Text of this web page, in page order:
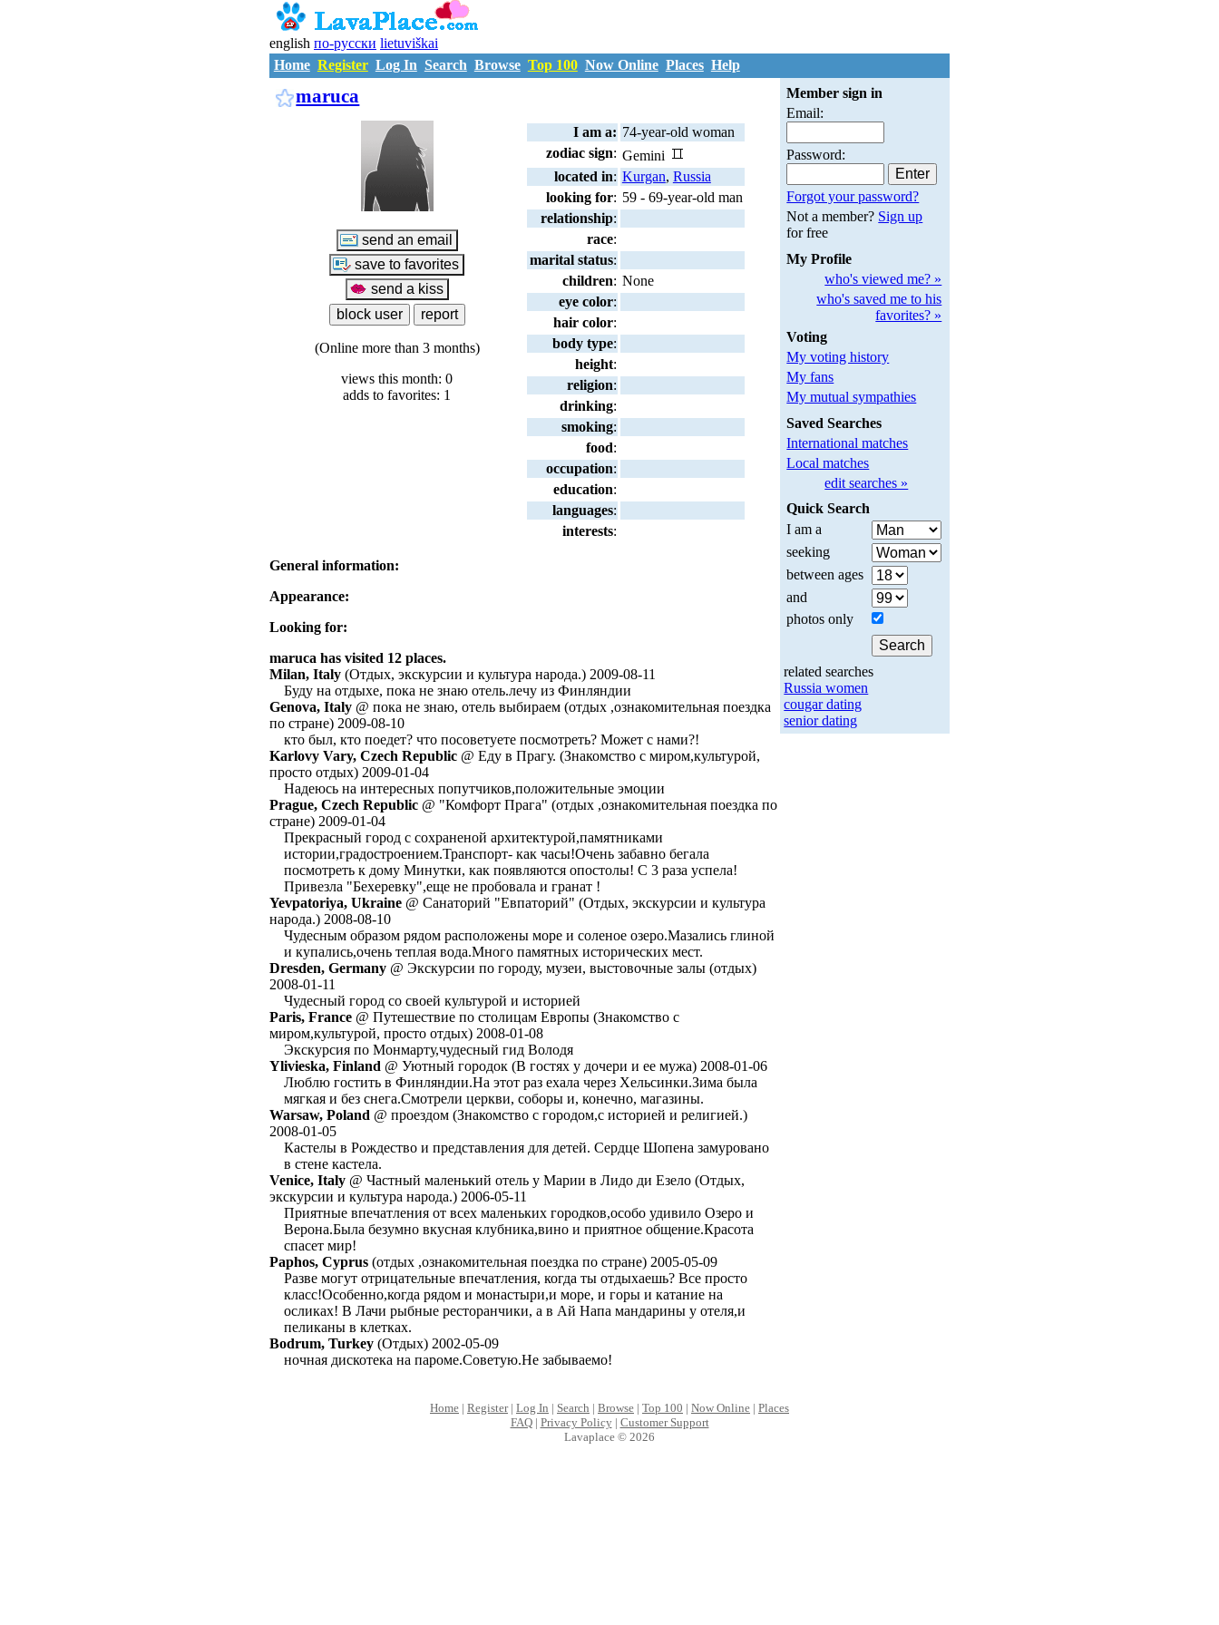
english по-русски lietuviškai
Home Register Log In Search Browse Top 100 Now Online Places Help
maruca
(Online more than 3 months)
views this month: 0
adds to favorites: 1
I am a: 74-year-old woman
zodiac sign: Gemini
located in: Kurgan, Russia
looking for: 59 - 69-year-old man
relationship:
race:
marital status:
children: None
eye color:
hair color:
body type:
height:
religion:
drinking:
smoking:
food:
occupation:
education:
languages:
interests:
General information:
Appearance:
Looking for:
maruca has visited 12 places.
Milan, Italy (Отдых, экскурсии и культура народа.) 2009-08-11
Буду на отдыхе, пока не знаю отель.лечу из Финляндии
Genova, Italy @ пока не знаю, отель выбираем (отдых ,ознакомительная поездка
по стране) 2009-08-10
кто был, кто поедет? что посоветуете посмотреть? Может с нами?!
Karlovy Vary, Czech Republic @ Еду в Прагу. (Знакомство с миром,культурой,
просто отдых) 2009-01-04
Надеюсь на интересных попутчиков,положительные эмоции
Prague, Czech Republic @ "Комфорт Прага" (отдых ,ознакомительная поездка по
стране) 2009-01-04
Прекрасный город с сохраненой архитектурой,памятниками
истории,градостроением.Транспорт- как часы!Очень забавно бегала
посмотреть к дому Минутки, как появляются опостолы! С 3 раза успела!
Привезла "Бехеревку",еще не пробовала и гранат !
Yevpatoriya, Ukraine @ Санаторий "Евпаторий" (Отдых, экскурсии и культура
народа.) 2008-08-10
Чудесным образом рядом расположены море и соленое озеро.Мазались глиной
и купались,очень теплая вода.Много памятных исторических мест.
Dresden, Germany @ Экскурсии по городу, музеи, выстовочные залы (отдых)
2008-01-11
Чудесный город со своей культурой и историей
Paris, France @ Путешествие по столицам Европы (Знакомство с
миром,культурой, просто отдых) 2008-01-08
Экскурсия по Монмарту,чудесный гид Володя
Ylivieska, Finland @ Уютный городок (В гостях у дочери и ее мужа) 2008-01-06
Люблю гостить в Финляндии.На этот раз ехала через Хельсинки.Зима была
мягкая и без снега.Смотрели церкви, соборы и, конечно, магазины.
Warsaw, Poland @ проездом (Знакомство с городом,с историей и религией.)
2008-01-05
Кастелы в Рождество и представления для детей. Сердце Шопена замуровано
в стене кастела.
Venice, Italy @ Частный маленький отель у Марии в Лидо ди Езело (Отдых,
экскурсии и культура народа.) 2006-05-11
Приятные впечатления от всех маленьких городков,особо удивило Озеро и
Верона.Была безумно вкусная клубника,вино и приятное общение.Красота
спасет мир!
Paphos, Cyprus (отдых ,ознакомительная поездка по стране) 2005-05-09
Разве могут отрицательные впечатления, когда ты отдыхаешь? Все просто
класс!Особенно,когда рядом и монастыри,и море, и горы и катание на
осликах! В Лачи рыбные ресторанчики, а в Ай Напа мандарины у отеля,и
пеликаны в клетках.
Bodrum, Turkey (Отдых) 2002-05-09
ночная дискотека на пароме.Советую.Не забываемо!
Member sign in
Email:
Password:
Forgot your password?
Not a member? Sign up
for free
My Profile
who's viewed me? »
who's saved me to his
favorites? »
Voting
My voting history
My fans
My mutual sympathies
Saved Searches
International matches
Local matches
edit searches »
Quick Search
I am a
seeking
between ages
and
photos only
related searches
Russia women
cougar dating
senior dating
Home | Register| Log In | Search | Browse | Top 100 | Now Online | Places
FAQ| Privacy Policy| Customer Support
Lavaplace © 2026